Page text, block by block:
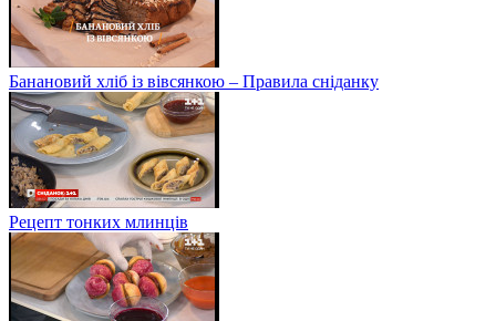
Банановий хліб із вівсянкою – Правила сніданку
Рецепт тонких млинців